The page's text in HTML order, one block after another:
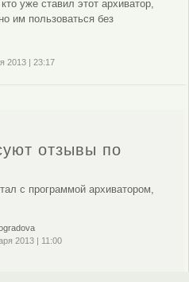
уже ставил этот архиватор,
им пользоваться без
2013| 23:17
отзывы по
с программой архиватором,
2013 | 11:00